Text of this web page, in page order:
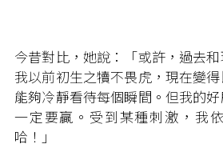
今昔對比，她說：「或許，過去
我以前初生之犢不畏虎，現在變
能夠冷靜看待每個瞬間。但我的
一定要贏。受到某種刺激，我
哈！」